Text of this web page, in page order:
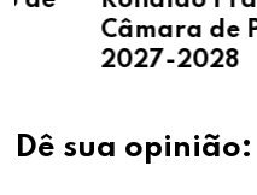
Câmara de
2027-2028
Dê sua opinião: